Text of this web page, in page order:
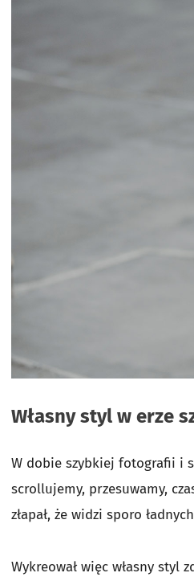
Własny styl w erze
W dobie szybkiej fotografii i
scrollujemy, przesuwamy,
złapał, że widzi sporo
Wykreował więc własny